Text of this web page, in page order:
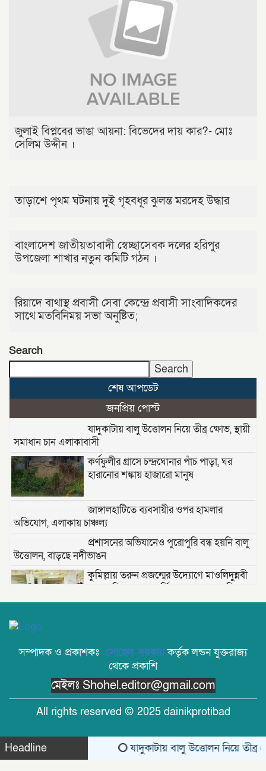
জুলাই বিপ্লবের ভাঙা আয়না: বিভেদের দায় কার?- মোঃ
সেলিম উদ্দীন ।
তাড়াশে পৃথম ঘটনায় দুই গৃহবধূর ঝুলন্ত মরদেহ উদ্ধার
বাংলাদেশ জাতীয়তাবাদী স্বেচ্ছাসেবক দলের হরিপুর
উপজেলা শাখার নতুন কমিটি গঠন ।
রিয়াদে বাথাস্থ প্রবাসী সেবা কেন্দ্রে প্রবাসী সাংবাদিকদের
সাথে মতবিনিময় সভা অনুষ্টিত;
Search
Search
শেষ আপডেট
জনপ্রিয় পোস্ট
যাদুকাটায় বালু উত্তোলন নিয়ে তীব্র ক্ষোভ, স্থায়ী
সমাধান চান এলাকাবাসী
কর্ণফুলীর গ্রাসে চন্দ্রঘোনার পাঁচ পাড়া, ঘর
হারানোর শঙ্কায় হাজারো মানুষ
জাঙ্গালহাটিতে ব্যবসায়ীর ওপর হামলার
অভিযোগ, এলাকায় চাঞ্চল্য
প্রশাসনের অভিযানেও পুরোপুরি বন্ধ হয়নি বালু
উত্তোলন, বাড়ছে নদীভাঙন
কুমিল্লায় তরুন প্রজন্মের উদ্যোগে মাওলিদুন্নবী
(দ.) সেলিব্রেশন — বার্ষিক আয়োজন প্রস্তুতি সভা;
দক্ষিণ খড়িবাড়ী তেলীর বাজার যুব সমাজ কর্তৃক
আয়োজিত ফুটবল খেলা ২০২৬ অনুষ্ঠিত।
কার?- মোঃ সেলিম উদ্দীন ।
সম্পাদক ও প্রকাশকঃ সোহেল সরকারকর্তৃক লন্ডন যুক্তরাজ্য
থেকে প্রকাশি
মেইলঃ Shohel.editor@gmail.com
All rights reserved © 2025 dainikprotibad
Headline
যাদুকাটায় বালু উত্তোলন নিয়ে তীব্র
Theme Created By